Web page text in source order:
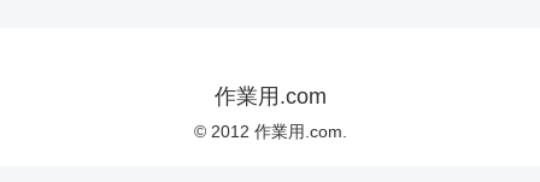
作業用.com
© 2012 作業用.com.